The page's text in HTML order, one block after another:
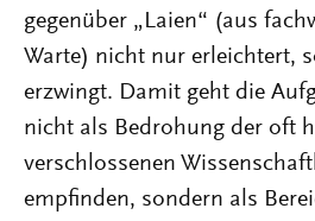
gegenüber „Laien“ (aus
Warte) nicht nur erleichtert,
erzwingt. Damit geht die
nicht als Bedrohung der oft
verschlossenen
empfinden, sondern als